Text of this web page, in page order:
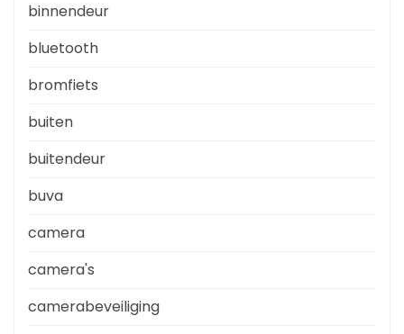
binnendeur
bluetooth
bromfiets
buiten
buitendeur
buva
camera
camera's
camerabeveiliging